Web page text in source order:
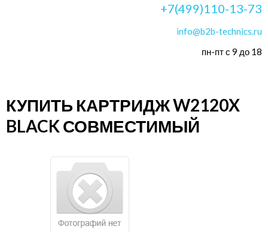
+7(499)110-13-73
info@b2b-technics.ru
пн-пт с 9 до 18
КУПИТЬ КАРТРИДЖ W2120X
BLACK СОВМЕСТИМЫЙ